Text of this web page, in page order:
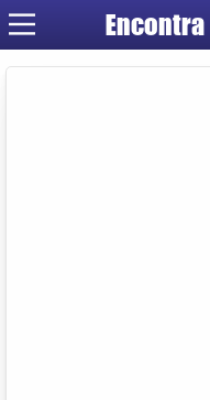
Encontra